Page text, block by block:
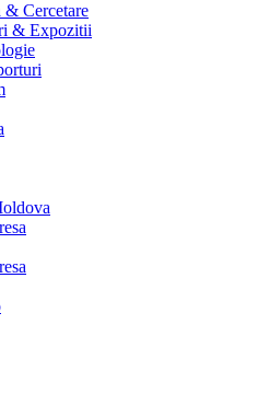
& Cercetare
& Expozitii